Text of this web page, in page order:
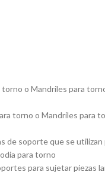
o Mandriles para
torno o Mandriles
soporte que se
para torno
para sujetar